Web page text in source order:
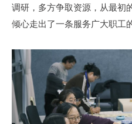
调研，多方争取资源，从最初
倾心走出了一条服务广大职工